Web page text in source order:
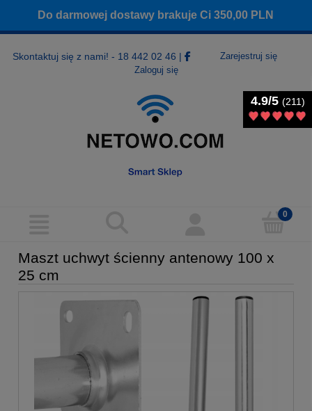
Do darmowej dostawy brakuje Ci350,00 PLN
Skontaktuj się z nami! - 18 442 02 46 |
Zarejestruj się
Zaloguj się
Maszt uchwyt ścienny antenowy 100 x
25 cm
4.9/5 (211)
4.9/5 (211)